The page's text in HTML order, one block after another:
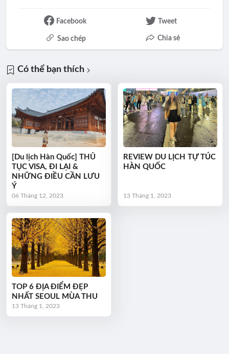
Facebook Tweet
Sao chép Chia sẻ
Có thể bạn thích
[Du lịch Hàn Quốc] THỦ
TỤC VISA, ĐI LẠI &
NHỮNG ĐIỀU CẦN LƯU
Ý
06 Tháng 12, 2023
REVIEW DU LỊCH TỰ TÚC
HÀN QUỐC
13 Tháng 1, 2023
TOP 6 ĐỊA ĐIỂM ĐẸP
NHẤT SEOUL MÙA THU
13 Tháng 1, 2023